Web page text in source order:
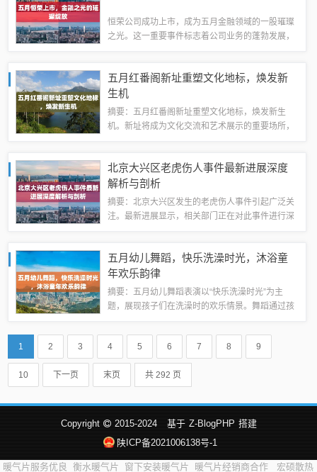
恒荣公司成功上市，成为五月金融领域的一股璀璨
之光。这一重要事件标志着公司业务的蓬勃发展，
健发展的决心。五月绽放的金融之光，恒荣引...
五月红番阁新址重塑文化地标，焕发新
生机
摘要：五月红番阁新址重塑文化地标，焕发新生
机。新址将成为文化交流和艺术展示的重要场所，
部分。历史沿革与背景介绍红番阁，一直是文化...
北京大兴区老虎伤人事件最新进展深度
解析与剖析
摘要：北京大兴区发生的老虎伤人事件引起广泛关
注。最新进展显示，相关部门正在对此事件进行深
此次事件，需要进行深度解析，探究事件背后...
五月幼儿舞蹈，快乐洗澡时光，沐浴童
年欢乐韵律
摘要：五月幼儿舞蹈表演以“快乐洗澡时光”为主
题，展现孩子们在洗澡时的欢乐情景。舞蹈通过孩
享受，展现出孩子们天真无邪、快乐成长的美好时
光。这场舞蹈富有童趣，让孩子们在欢乐中学...
1 2 3 4 5 6 7 8 9
10 下一页 末页 共 292 页
Copyright 2015-2024 基于 Z-BlogPHP 搭建
陕ICP备2021006138号-1
暖气片服务优良 衡水暖气片 窗下安装暖气片 暖气片经销商合作 宏硕散热